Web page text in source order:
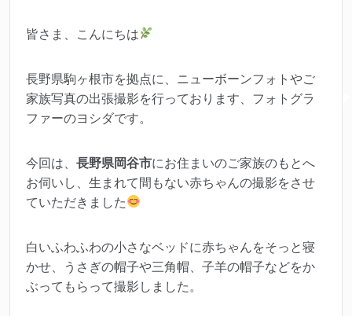
皆さま、こんにちは
長野県駒ヶ根市を拠点に、ニューボーンフォトやご
家族写真の出張撮影を行っております、フォトグラ
ファーのヨシダです。
今回は、 長野県岡谷市にお住まいのご家族のもとへ
お伺いし、生まれて間もない赤ちゃんの撮影をさせ
ていただきました
白いふわふわの小さなベッドに赤ちゃんをそっと寝
かせ、うさぎの帽子や三角帽、子羊の帽子などをか
ぶってもらって撮影しました。